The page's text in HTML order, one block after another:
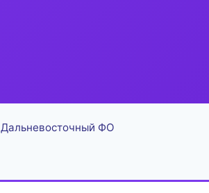
Дальневосточный ФО